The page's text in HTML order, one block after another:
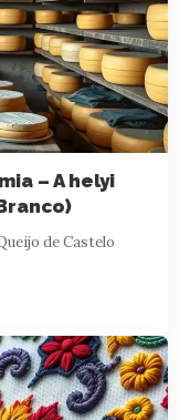
– A helyi
de Castelo